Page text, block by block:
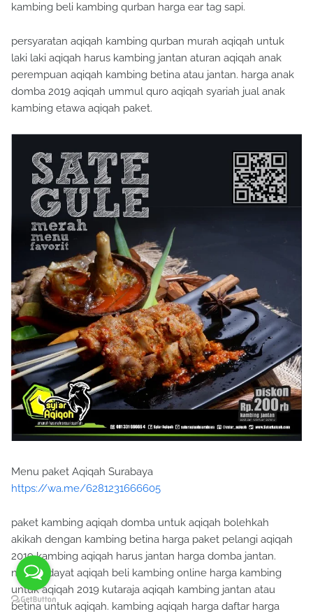
kambing beli kambing qurban harga ear tag sapi.
persyaratan aqiqah kambing qurban murah aqiqah untuk
laki laki aqiqah harus kambing jantan aturan aqiqah anak
perempuan aqiqah kambing betina atau jantan. harga anak
domba 2019 aqiqah ummul quro aqiqah syariah jual anak
kambing etawa aqiqah paket.
Menu paket Aqiqah Surabaya
https://wa.me/6281231666605
paket kambing aqiqah domba untuk aqiqah bolehkah
akikah dengan kambing betina harga paket pelangi aqiqah
2019 kambing aqiqah harus jantan harga domba jantan.
nurul hidayat aqiqah beli kambing online harga kambing
untuk aqiqah 2019 kutaraja aqiqah kambing jantan atau
betina untuk aqiqah. kambing aqiqah harga daftar harga